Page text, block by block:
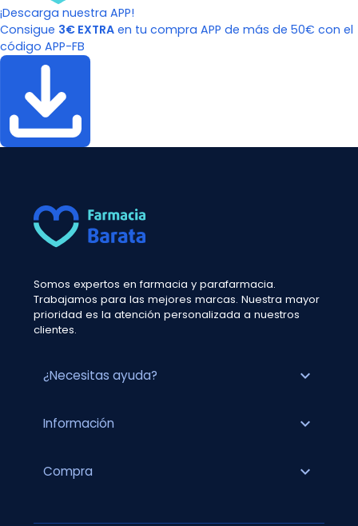
¡Descarga nuestra APP!
Consigue 3€ EXTRA en tu compra APP de más de 50€ con el
código APP-FB
Somos expertos en farmacia y parafarmacia.
Trabajamos para las mejores marcas. Nuestra mayor
prioridad es la atención personalizada a nuestros
clientes.
¿Necesitas ayuda? expand_more
Información expand_more
Compra expand_more